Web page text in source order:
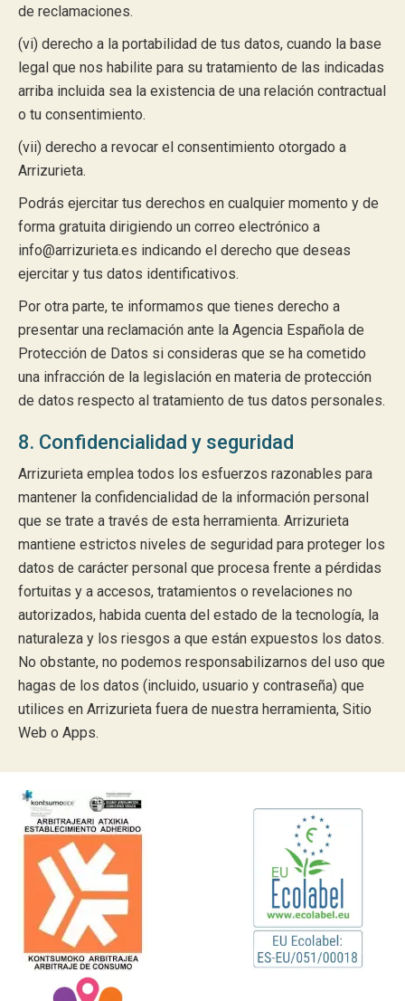
de reclamaciones.
(vi) derecho a la portabilidad de tus datos, cuando la base
legal que nos habilite para su tratamiento de las indicadas
arriba incluida sea la existencia de una relación contractual
o tu consentimiento.
(vii) derecho a revocar el consentimiento otorgado a
Arrizurieta.
Podrás ejercitar tus derechos en cualquier momento y de
forma gratuita dirigiendo un correo electrónico a
info@arrizurieta.es indicando el derecho que deseas
ejercitar y tus datos identificativos.
Por otra parte, te informamos que tienes derecho a
presentar una reclamación ante la Agencia Española de
Protección de Datos si consideras que se ha cometido
una infracción de la legislación en materia de protección
de datos respecto al tratamiento de tus datos personales.
8. Confidencialidad y seguridad
Arrizurieta emplea todos los esfuerzos razonables para
mantener la confidencialidad de la información personal
que se trate a través de esta herramienta. Arrizurieta
mantiene estrictos niveles de seguridad para proteger los
datos de carácter personal que procesa frente a pérdidas
fortuitas y a accesos, tratamientos o revelaciones no
autorizados, habida cuenta del estado de la tecnología, la
naturaleza y los riesgos a que están expuestos los datos.
No obstante, no podemos responsabilizarnos del uso que
hagas de los datos (incluido, usuario y contraseña) que
utilices en Arrizurieta fuera de nuestra herramienta, Sitio
Web o Apps.